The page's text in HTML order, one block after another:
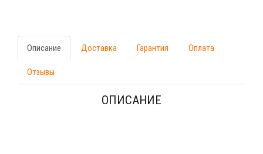
Описание Доставка Гарантия Оплата
Отзывы
ОПИСАНИЕ